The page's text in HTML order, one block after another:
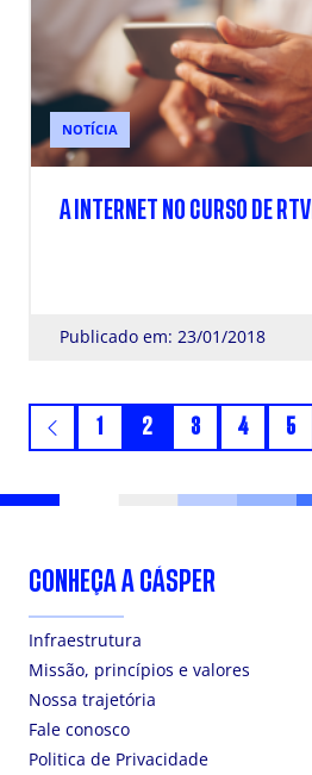
NOTÍCIA
A INTERNET NO CURSO DE RTVI
Publicado em: 23/01/2018
1 2 3 4 5
CONHEÇA A CÁSPER
Infraestrutura
Missão, princípios e valores
Nossa trajetória
Fale conosco
Politica de Privacidade